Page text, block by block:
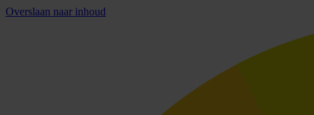
Overslaan naar inhoud